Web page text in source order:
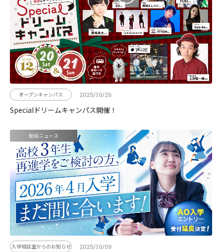
オープンキャンパス 2025/10/26
Specialドリームキャンパス開催！
総合ニュース
入学相談室からのお知らせ 2025/10/09